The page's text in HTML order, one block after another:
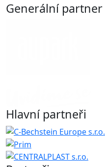
Generální partner
Hlavní partneři